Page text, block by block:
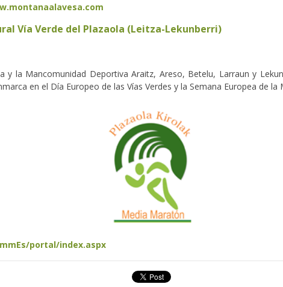
Vía Verde del Plazaola (Leitza-Lekunberri)
y la Mancomunidad Deportiva Araitz, Areso, Betelu, Larraun y
en el Día Europeo de las Vías Verdes y la Semana Europea de la
portal/index.aspx